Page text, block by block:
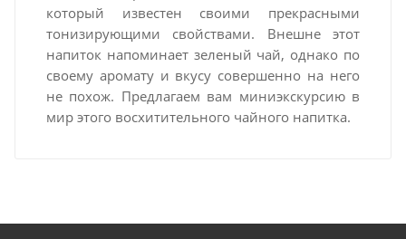
который известен своими прекрасными
тонизирующими свойствами. Внешне этот
напиток напоминает зеленый чай, однако по
своему аромату и вкусу совершенно на него
не похож. Предлагаем вам миниэкскурсию в
мир этого восхитительного чайного напитка.